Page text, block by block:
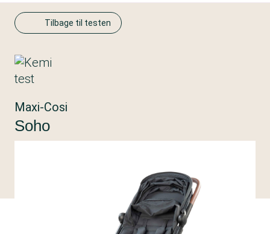
Tilbage til testen
Maxi-Cosi
Soho